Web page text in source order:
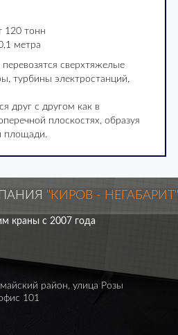
120 тонн
метра
сверхтяжелые
турбины электростанций,
друг с другом как в
плоскостях, образуя
площади.
"КИРОВ - НЕГАБАРИТ"
краны с 2007 года
район, улица Розы
101